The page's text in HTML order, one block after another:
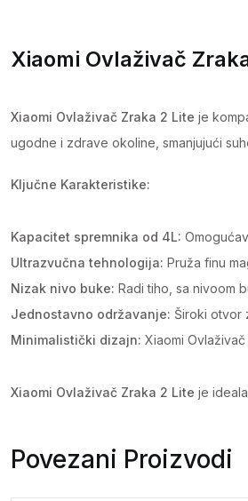
Xiaomi Ovlaživač
Xiaomi Ovlaživač Zraka 2 Lite je
ugodne i zdrave okoline, smanjujući
Ključne Karakteristike:
Kapacitet spremnika od 4L:
Ultrazvučna tehnologija: Pruža finu
Nizak nivo buke: Radi tiho, sa nivoom
Jednostavno održavanje: Široki otvor
Minimalistički dizajn: Xiaomi
Xiaomi Ovlaživač Zraka 2 Lite je
Povezani Proizvodi